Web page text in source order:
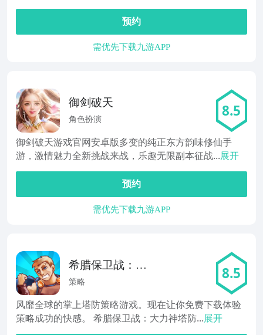
预约
需优先下载九游APP
御剑破天
角色扮演 8.5
御剑破天游戏官网安卓版多变的纯正东方韵味修仙手
游，激情魅力全新挑战来战，乐趣无限副本征战...展开
预约
需优先下载九游APP
希腊保卫战：大
力神塔防英雄
策略 8.5
风靡全球的掌上塔防策略游戏。现在让你免费下载体验
策略成功的快感。 希腊保卫战：大力神塔防...展开